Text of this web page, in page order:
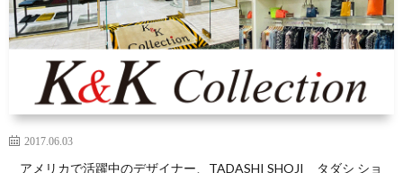
2017.06.03
アメリカで活躍中のデザイナー、TADASHI SHOJI タダシ ショ